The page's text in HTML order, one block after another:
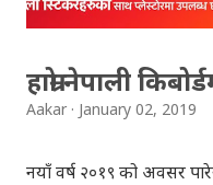
Withheld ...
हाम्रो नेपाली
Aakar January 02, 2019
नयाँ वर्ष २०१९ को अवसर पारेर